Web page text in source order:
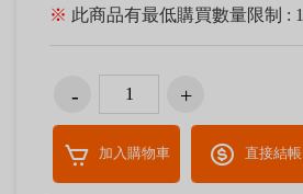
※ 此商品有最低購買數量限制 : 1
加入購物車 直接結帳